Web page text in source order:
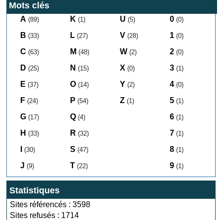
Mots clés
A (89)
B (33)
C (63)
D (25)
E (37)
F (24)
G (17)
H (33)
(30)
J (9)
K (1)
L (27)
M (48)
N (15)
O (14)
P (54)
Q (4)
R (32)
S (47)
T (22)
U (5)
V (28)
W (2)
X (0)
Y (2)
Z (1)
0 (0)
1 (0)
2 (0)
3 (1)
4 (0)
5 (1)
6 (1)
7 (1)
8 (1)
9 (1)
Statistiques
Sites référencés : 3598
Sites refusés : 1714